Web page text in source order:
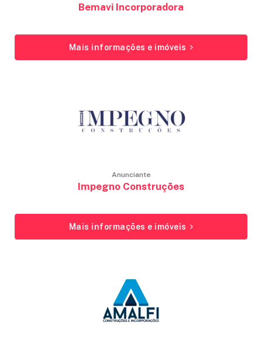
Bemavi Incorporadora
Mais informações e imóveis
Anunciante
Impegno Construções
Mais informações e imóveis